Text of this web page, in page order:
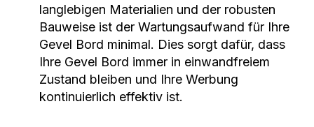
langlebigen Materialien und der robusten
Bauweise ist der Wartungsaufwand für Ihre
Gevel Bord minimal. Dies sorgt dafür, dass
Ihre Gevel Bord immer in einwandfreiem
Zustand bleiben und Ihre Werbung
kontinuierlich effektiv ist.